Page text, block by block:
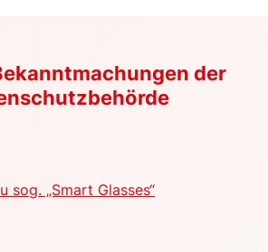
der
sog. „Smart Glasses“